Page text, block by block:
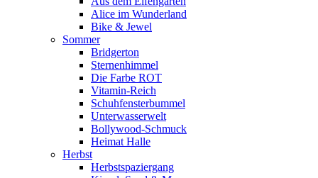
Alice im Wunderland
Bike & Jewel
Sommer
Bridgerton
Sternenhimmel
Die Farbe ROT
Vitamin-Reich
Schuhfensterbummel
Unterwasserwelt
Bollywood-Schmuck
Heimat Halle
Herbst
Herbstspaziergang